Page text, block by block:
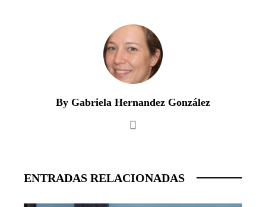
By Gabriela Hernandez González
ENTRADAS RELACIONADAS